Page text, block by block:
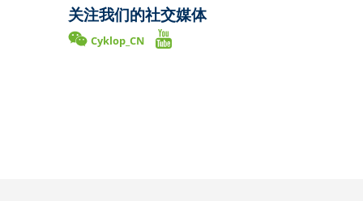
关注我们的社交媒体
Cyklop_CN